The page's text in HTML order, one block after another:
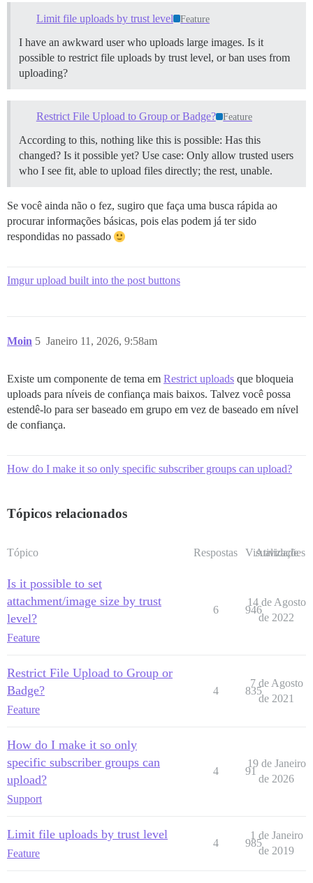
Limit file uploads by trust level Feature
I have an awkward user who uploads large images. Is it
possible to restrict file uploads by trust level, or ban uses from
uploading?
Restrict File Upload to Group or Badge? Feature
According to this, nothing like this is possible: Has this
changed? Is it possible yet? Use case: Only allow trusted users
who I see fit, able to upload files directly; the rest, unable.
Se você ainda não o fez, sugiro que faça uma busca rápida ao
procurar informações básicas, pois elas podem já ter sido
respondidas no passado
Imgur upload built into the post buttons
Moin Janeiro 11, 2026, 9:58am
5
Existe um componente de tema em Restrict uploads que bloqueia
uploads para níveis de confiança mais baixos. Talvez você possa
estendê-lo para ser baseado em grupo em vez de baseado em nível
de confiança.
How do I make it so only specific subscriber groups can upload?
Tópicos relacionados
Tópico Respostas Visualizações
Atividade
Is it possible to set
attachment/image size by trust
level?
Feature
6 946
14 de Agosto
de 2022
Restrict File Upload to Group or
Badge?
Feature
4 835
7 de Agosto
de 2021
How do I make it so only
specific subscriber groups can
upload?
Support
4 91
19 de Janeiro
de 2026
Limit file uploads by trust level
Feature
4 985
1 de Janeiro
de 2019